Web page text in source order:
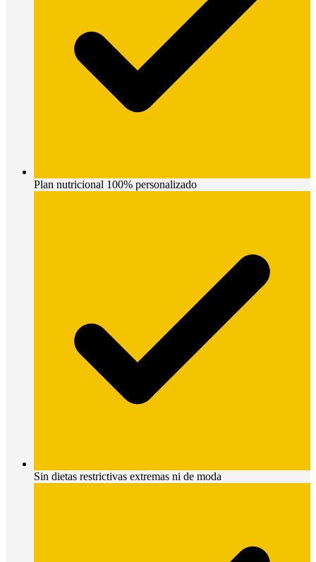
Plan nutricional 100% personalizado
Sin dietas restrictivas extremas ni de moda